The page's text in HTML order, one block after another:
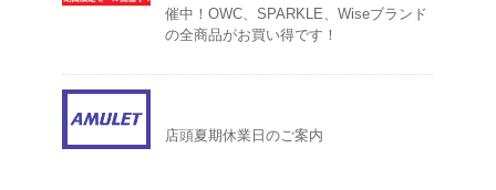
催中！OWC、SPARKLE、Wiseブランド
の全商品がお買い得です！
店頭夏期休業日のご案内